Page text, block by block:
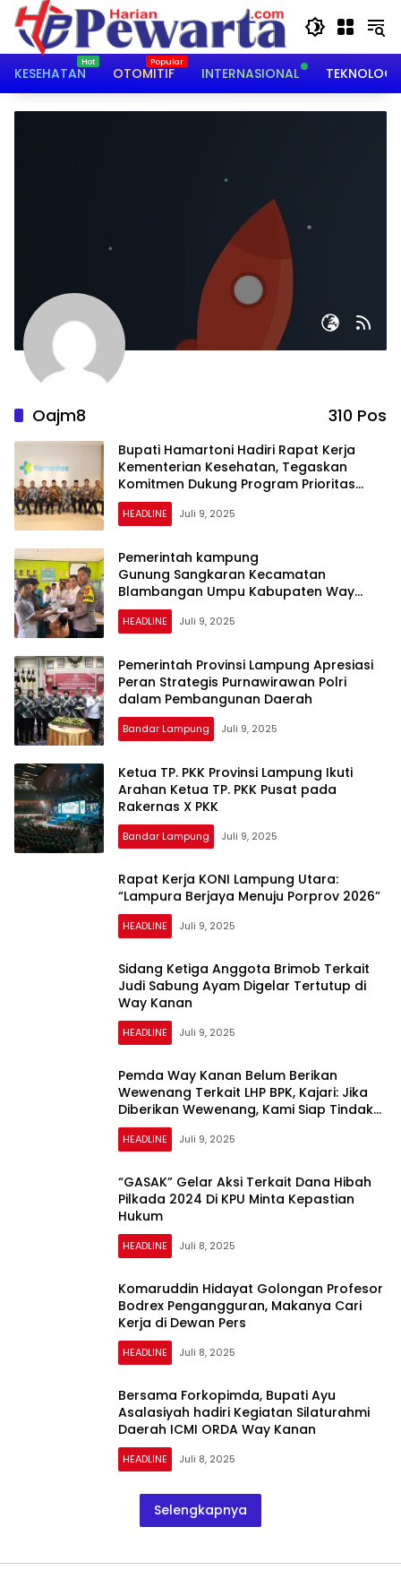
Langsung
konten
KESEHATAN
OTOMITIF INTERNASIONAL TEKNOLOGI
Oajm8 310 Pos
Bupati Hamartoni Hadiri Rapat Kerja
Kementerian Kesehatan, Tegaskan
Komitmen Dukung Program Prioritas
Nasional di Bidang Kesehatan
HEADLINE Juli 9, 2025
Pemerintah kampung
Gunung Sangkaran Kecamatan
Blambangan Umpu Kabupaten Way
Kanan Merealisasikan Kembali
Pembagikan BLT -DD tahun 2025
HEADLINE Juli 9, 2025
Pemerintah Provinsi Lampung Apresiasi
Peran Strategis Purnawirawan Polri
dalam Pembangunan Daerah
Bandar Lampung Juli 9, 2025
Ketua TP. PKK Provinsi Lampung Ikuti
Arahan Ketua TP. PKK Pusat pada
Rakernas X PKK
Bandar Lampung Juli 9, 2025
Rapat Kerja KONI Lampung Utara:
“Lampura Berjaya Menuju Porprov 2026”
HEADLINE Juli 9, 2025
Sidang Ketiga Anggota Brimob Terkait
Judi Sabung Ayam Digelar Tertutup di
Way Kanan
HEADLINE Juli 9, 2025
Pemda Way Kanan Belum Berikan
Wewenang Terkait LHP BPK, Kajari: Jika
Diberikan Wewenang, Kami Siap Tindak
lanjuti
HEADLINE Juli 9, 2025
“GASAK” Gelar Aksi Terkait Dana Hibah
Pilkada 2024 Di KPU Minta Kepastian
Hukum
HEADLINE Juli 8, 2025
Komaruddin Hidayat Golongan Profesor
Bodrex Pengangguran, Makanya Cari
Kerja di Dewan Pers
HEADLINE Juli 8, 2025
Bersama Forkopimda, Bupati Ayu
Asalasiyah hadiri Kegiatan Silaturahmi
Daerah ICMI ORDA Way Kanan
HEADLINE Juli 8, 2025
Selengkapnya